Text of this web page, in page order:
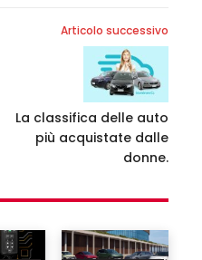
Articolo successivo
La classifica delle auto
più acquistate dalle
donne.